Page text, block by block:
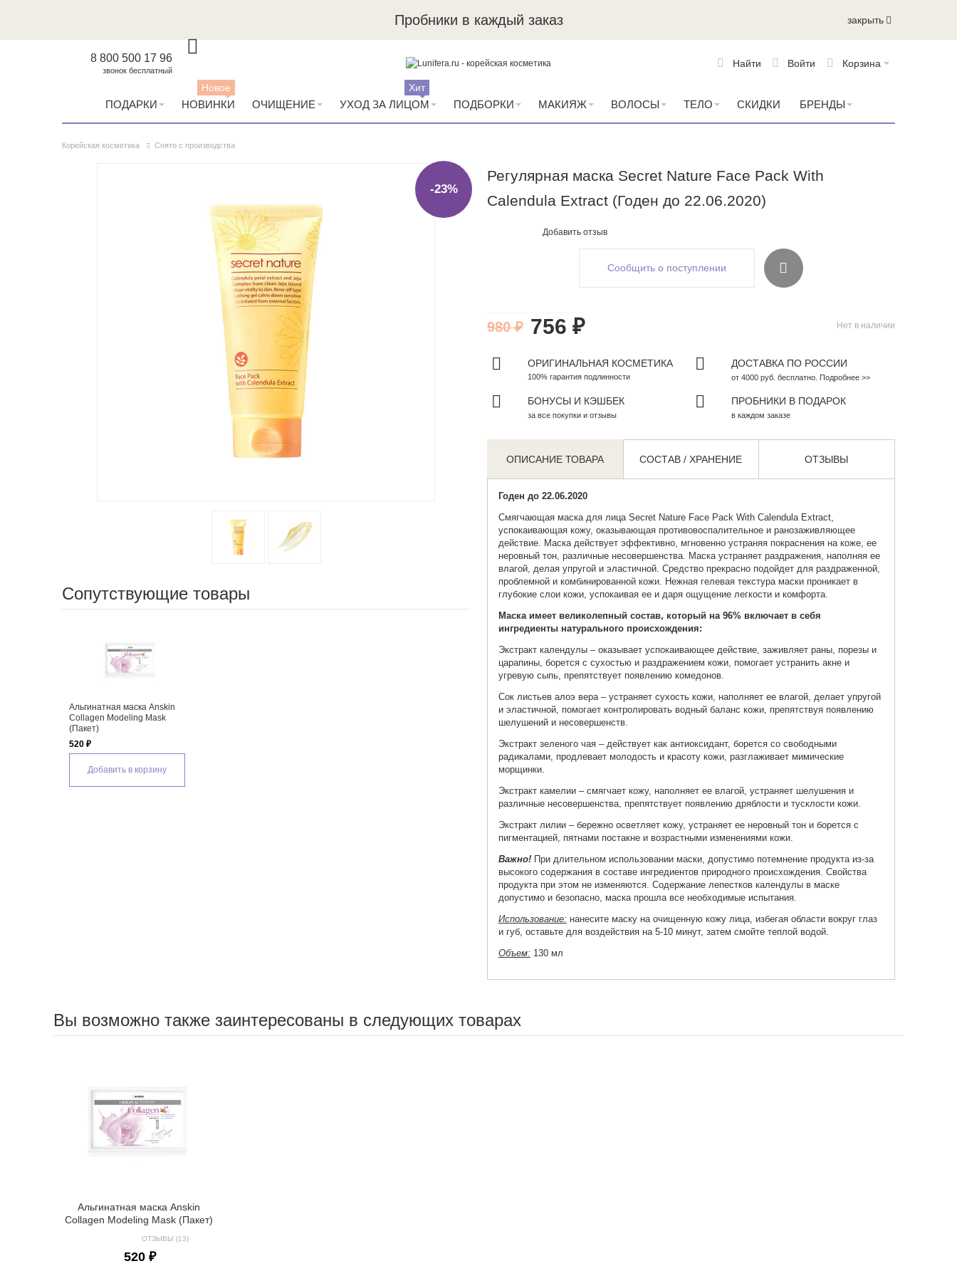
Пробники в каждый заказ закрыть
8 800 500 17 96
звонок бесплатный
Корзина
Войти
Найти
ПОДАРКИ НОВИНКИ
Новое
ОЧИЩЕНИЕ УХОД ЗА ЛИЦОМ
Хит
ПОДБОРКИ МАКИЯЖ ВОЛОСЫ ТЕЛО СКИДКИ БРЕНДЫ
Корейская косметика Снято с производства
Регулярная маска Secret Nature Face Pack With
Calendula Extract (Годен до 22.06.2020)
Добавить отзыв
-23%
Сопутствующие товары
Альгинатная маска Anskin
Collagen Modeling Mask
(Пакет)
520 ₽
Добавить в корзину
Сообщить о поступлении
Нет в наличии
756 ₽
980 ₽
ОРИГИНАЛЬНАЯ КОСМЕТИКА
100% гарантия подлинности
ДОСТАВКА ПО РОССИИ
от 4000 руб. бесплатно. Подробнее >>
БОНУСЫ И КЭШБЕК
за все покупки и отзывы
ПРОБНИКИ В ПОДАРОК
в каждом заказе
ОПИСАНИЕ ТОВАРА СОСТАВ / ХРАНЕНИЕ ОТЗЫВЫ
Годен до 22.06.2020
Смягчающая маскадля лица Secret Nature Face Pack With Calendula Extract,
успокаивающая кожу, оказывающая противовоспалительное и ранозаживляющее
действие. Маска действует эффективно, мгновенно устраняя покраснения на коже, ее
неровный тон, различные несовершенства. Маска устраняет раздражения, наполняя ее
влагой, делая упругой и эластичной. Средство прекрасно подойдет для раздраженной,
проблемной и комбинированной кожи. Нежная гелевая текстура маски проникает в
глубокие слои кожи, успокаивая ее и даря ощущение легкости и комфорта.
Маска имеет великолепный состав, который на 96% включает в себя
ингредиенты натурального происхождения:
Экстракт календулы – оказывает успокаивающее действие, заживляет раны, порезы и
царапины, борется с сухостью и раздражением кожи, помогает устранить акне и
угревую сыпь, препятствует появлению комедонов.
Сок листьев алоэ вера – устраняет сухость кожи, наполняет ее влагой, делает упругой
и эластичной, помогает контролировать водный баланс кожи, препятствуя появлению
шелушений и несовершенств.
Экстракт зеленого чая – действует как антиоксидант, борется со свободными
радикалами, продлевает молодость и красоту кожи, разглаживает мимические
морщинки.
Экстракт камелии – смягчает кожу, наполняет ее влагой, устраняет шелушения и
различные несовершенства, препятствует появлению дряблости и тусклости кожи.
Экстракт лилии – бережно осветляет кожу, устраняет ее неровный тон и борется с
пигментацией, пятнами постакне и возрастными изменениями кожи.
Важно!При длительном использовании маски, допустимо потемнение продукта из-за
высокого содержания в составе ингредиентов природного происхождения. Свойства
продукта при этом не изменяются. Содержание лепестков календулы в маске
допустимо и безопасно, маска прошла все необходимые испытания.
Использование: нанесите маску на очищенную кожу лица, избегая области вокруг глаз
и губ, оставьте для воздействия на 5-10 минут, затем смойте теплой водой.
Объем: 130 мл
Вы возможно также заинтересованы в следующих товарах
Альгинатная маска Anskin
Collagen Modeling Mask (Пакет)
ОТЗЫВЫ (13)
520 ₽